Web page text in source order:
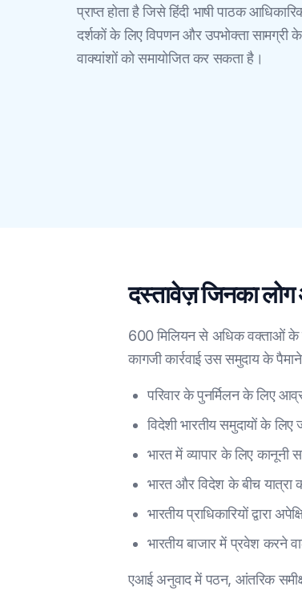
प्राप्त होता है जिसे हिंदी भाषी पाठक
दर्शकों के लिए विपणन और उपभोक्ता
वाक्यांशों को समायोजित कर सकता है।
दस्तावेज़ जिनका
600 मिलियन से अधिक वक्ताओं के
कागजी कार्रवाई उस समुदाय के पैमाने
परिवार के पुनर्मिलन के लिए
विदेशी भारतीय समुदायों के
भारत में व्यापार के लिए
भारत और विदेश के बीच यात्रा
भारतीय प्राधिकारियों द्वारा
भारतीय बाजार में प्रवेश करने
एआई अनुवाद में पठन, आंतरिक